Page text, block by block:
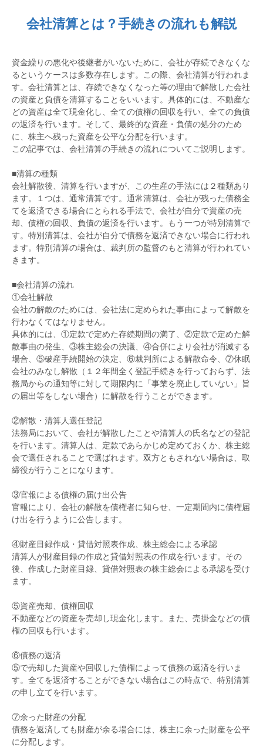
会社清算とは？手続きの流れも解説
資金繰りの悪化や後継者がいないために、会社が存続できなくな
るというケースは多数存在します。この際、会社清算が行われま
す。会社清算とは、存続できなくなった等の理由で解散した会社
の資産と負債を清算することをいいます。具体的には、不動産な
どの資産は全て現金化し、全ての債権の回収を行い、全ての負債
の返済を行います。そして、最終的な資産・負債の処分のため
に、株主へ残った資産を公平な分配を行います。
この記事では、会社清算の手続きの流れについてご説明します。
■清算の種類
会社解散後、清算を行いますが、この生産の手法には２種類あり
ます。１つは、通常清算です。通常清算は、会社が残った債務全
てを返済できる場合にとられる手法で、会社が自分で資産の売
却、債権の回収、負債の返済を行います。もう一つが特別清算で
す。特別清算は、会社が自分で債務を返済できない場合に行われ
ます。特別清算の場合は、裁判所の監督のもと清算が行われてい
きます。
■会社清算の流れ
①会社解散
会社の解散のためには、会社法に定められた事由によって解散を
行わなくてはなりません。
具体的には、①定款で定めた存続期間の満了、②定款で定めた解
散事由の発生、③株主総会の決議、④合併により会社が消滅する
場合、⑤破産手続開始の決定、⑥裁判所による解散命令、⑦休眠
会社のみなし解散（１２年間全く登記手続きを行っておらず、法
務局からの通知等に対して期限内に「事業を廃止していない」旨
の届出等をしない場合）に解散を行うことができます。
②解散・清算人選任登記
法務局において、会社が解散したことや清算人の氏名などの登記
を行います。清算人は、定款であらかじめ定めておくか、株主総
会で選任されることで選ばれます。双方ともされない場合は、取
締役が行うことになります。
③官報による債権の届け出公告
官報により、会社の解散を債権者に知らせ、一定期間内に債権届
け出を行うように公告します。
④財産目録作成・貸借対照表作成、株主総会による承認
清算人が財産目録の作成と貸借対照表の作成を行います。その
後、作成した財産目録、貸借対照表の株主総会による承認を受け
ます。
⑤資産売却、債権回収
不動産などの資産を売却し現金化します。また、売掛金などの債
権の回収も行います。
⑥債務の返済
⑤で売却した資産や回収した債権によって債務の返済を行いま
す。全てを返済することができない場合はこの時点で、特別清算
の申し立てを行います。
⑦余った財産の分配
債務を返済しても財産が余る場合には、株主に余った財産を公平
に分配します。